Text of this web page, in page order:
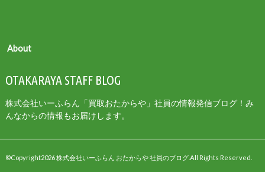
About
OTAKARAYA STAFF BLOG
株式会社いーふらん「買取おたからや」社員の情報発信ブログ！み
んなからの情報もお届けします。
©Copyright2026株式会社いーふらん おたからや 社員のブログ.All Rights Reserved.